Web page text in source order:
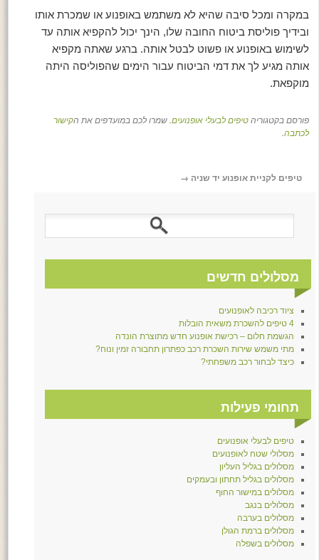
במקרה ומכל סיבה שהיא לא משתמש באופנוע או שמכרת אותו
ובידיך פוליסת ביטוח החובה שלו, הינך יכול להקפיא אותה עד
לשימוש באופנוע או פשוט לבטל אותה. ברגע שאתה מקפיא
אותה מגיע לך את דמי הביטוח עבור הימים שהפוליסה היתה
מוקפאת.
פורסם בקטגוריהטיפים לבעלי אופנועים. שמרו לכם במועדפים את הקישור
לכתבה.
טיפים לקניית אופנוע יד שניה →
מסלולים חדשים
ציוד רכיבה לאופנועים
4 טיפים להשכרת משאית הובלות
הגשמת חלום – רכישת אופנוע חדש מתוצרת הונדה
מתי משמש שירות השכרת רכב כפתרון תחבורה זמין ונוח?
כיצד לבחור רכב משפחתי?
תחומי פעילות
טיפים לבעלי אופנועים
מסלולי שטח לאופנועים
מסלולים בגליל העליון
מסלולים בגליל תחתון ובעמקים
מסלולים במישור החוף
מסלולים בנגב
מסלולים בערבה
מסלולים ברמת הגולן
מסלולים בשפלה